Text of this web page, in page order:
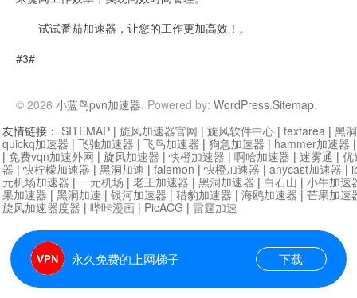
试试番茄加速器，让您的工作更加高效！。
#3#
© 2026 小蓝鸟pvn加速器. Powered by: WordPress.Sitemap.
永久免费的上网梯子 下载
友情链接： SITEMAP | 旋风加速器官网 | 旋风软件中心 | textarea | 黑
quickq加速器 | 飞驰加速器 | 飞鸟加速器 | 狗急加速器 | hammer加速器
| 免费vqn加速外网 | 旋风加速器 |快橙加速器 | 啊哈加速器 | 迷雾通 | 优
器 |快柠檬加速器 | 黑洞加速 | falemon |快橙加速器 | anycast加速器 |
元机场加速器 | 一元机场 | 老王加速器 | 黑洞加速器 | 白石山 | 小牛加速
果加速器 | 黑洞加速 | 银河加速器 | 猎豹加速器 | 海鸥加速器 | 芒果加速
旋风加速器度器 | 哔咔漫画 | PicACG | 雷霆加速